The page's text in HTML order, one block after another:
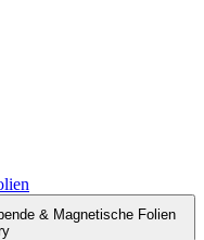
& Magnetische Folien